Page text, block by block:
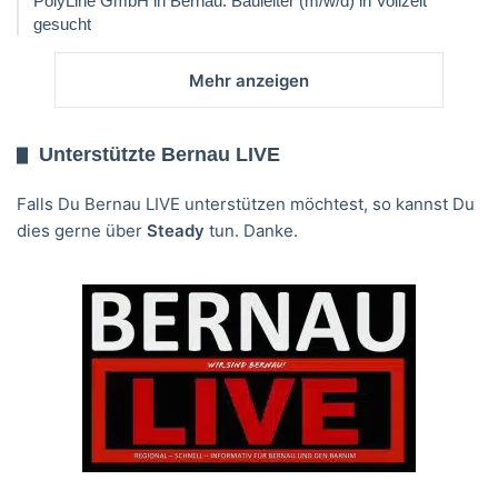
gesucht
Mehr anzeigen
Unterstützte Bernau LIVE
Falls Du Bernau LIVE unterstützen möchtest, so kannst Du
dies gerne über Steady tun. Danke.